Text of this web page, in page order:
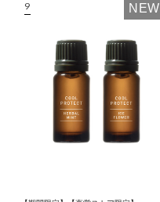
NEW